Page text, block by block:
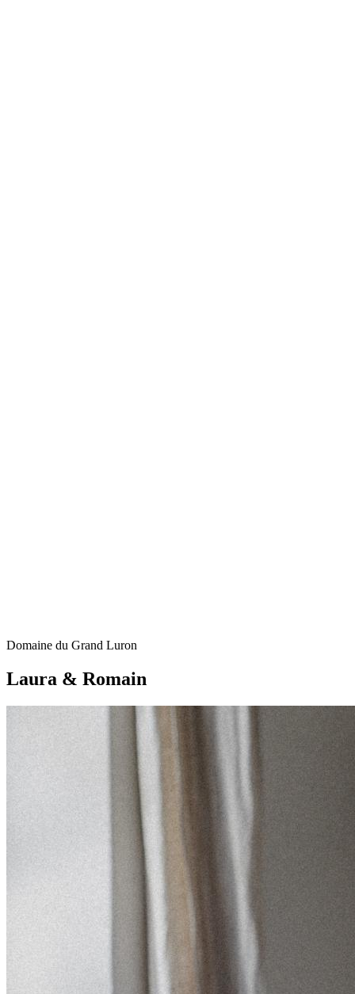
Domaine du Grand Luron
Laura & Romain